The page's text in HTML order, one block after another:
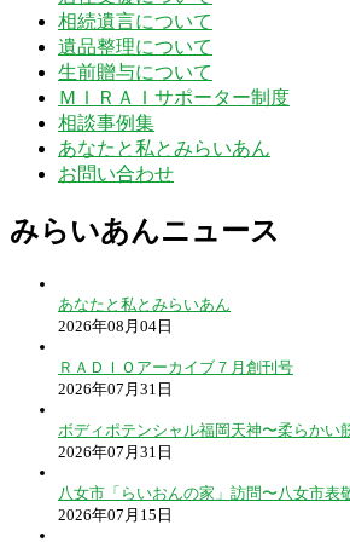
相続遺言について
遺品整理について
生前贈与について
ＭＩＲＡＩサポーター制度
相談事例集
あなたと私とみらいあん
お問い合わせ
みらいあんニュース
あなたと私とみらいあん
2026年08月04日
ＲＡＤＩＯアーカイブ７月創刊号
2026年07月31日
ボディポテンシャル福岡天神〜柔らか
2026年07月31日
八女市「らいおんの家」訪問〜八女市表
2026年07月15日